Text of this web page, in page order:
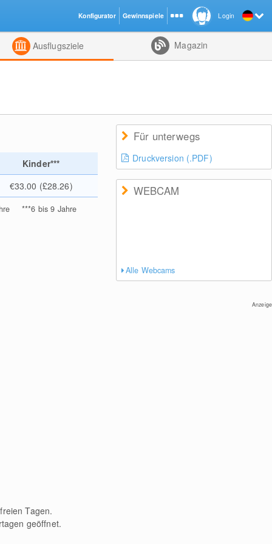
Ausflugsziele Magazin
Kinder***
€33.00 (£28.26)
***6 bis 9 Jahre
Tagen.
geöffnet.
Für unterwegs
Druckversion (.PDF)
WEBCAM
Alle Webcams
Anzeige
Login
Konfigurator Gewinnspiele